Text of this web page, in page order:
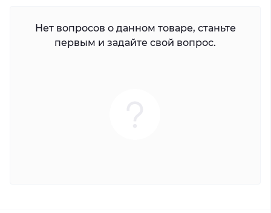
Нет вопросов о данном товаре, станьте
первым и задайте свой вопрос.